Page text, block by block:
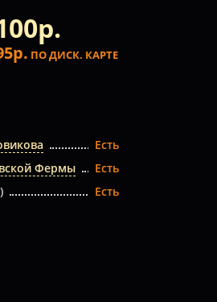
ПО ДИСК. КАРТЕ
Есть
Фермы
Есть
Есть